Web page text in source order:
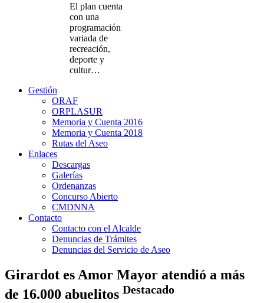
El plan cuenta
con una
programación
variada de
recreación,
deporte y
cultur…
Gestión
ORAF
ORPLASUR
Memoria y Cuenta 2016
Memoria y Cuenta 2018
Rutas del Aseo
Enlaces
Descargas
Galerías
Ordenanzas
Concurso Abierto
CMDNNA
Contacto
Contacto con el Alcalde
Denuncias de Trámites
Denuncias del Servicio de Aseo
Girardot es Amor Mayor atendió a más
de 16.000 abuelitos Destacado